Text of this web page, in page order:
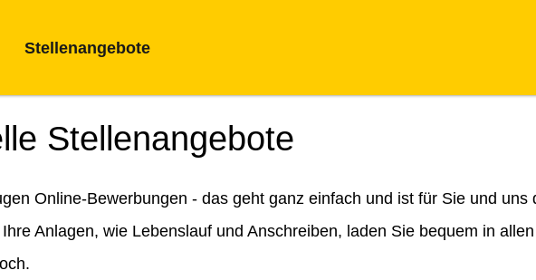
Stellenangebote
Stellenangebote
Online-Bewerbungen - das geht ganz einfach und ist für Sie und uns
Anlagen, wie Lebenslauf und Anschreiben, laden Sie bequem in